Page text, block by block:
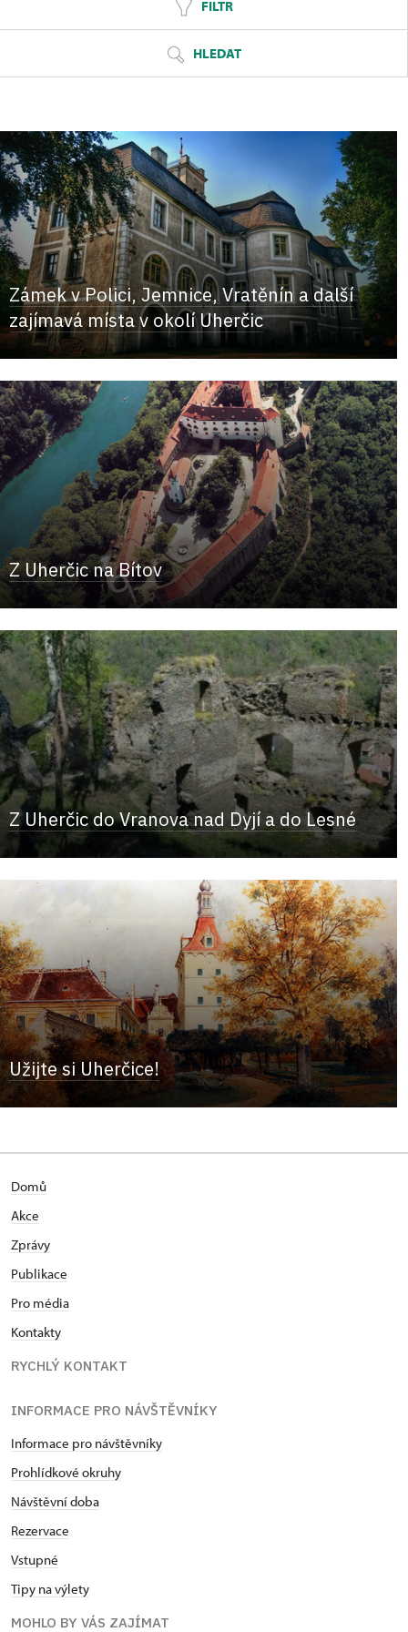
FILTR
HLEDAT
Zámek v Polici, Jemnice, Vratěnín a další
zajímavá místa v okolí Uherčic
Z Uherčic na Bítov
Z Uherčic do Vranova nad Dyjí a do Lesné
Užijte si Uherčice!
Domů
Akce
Zprávy
Publikace
Pro média
Kontakty
RYCHLÝ KONTAKT
INFORMACE PRO NÁVŠTĚVNÍKY
Informace pro návštěvníky
Prohlídkové okruhy
Návštěvní doba
Rezervace
Vstupné
Tipy na výlety
MOHLO BY VÁS ZAJÍMAT